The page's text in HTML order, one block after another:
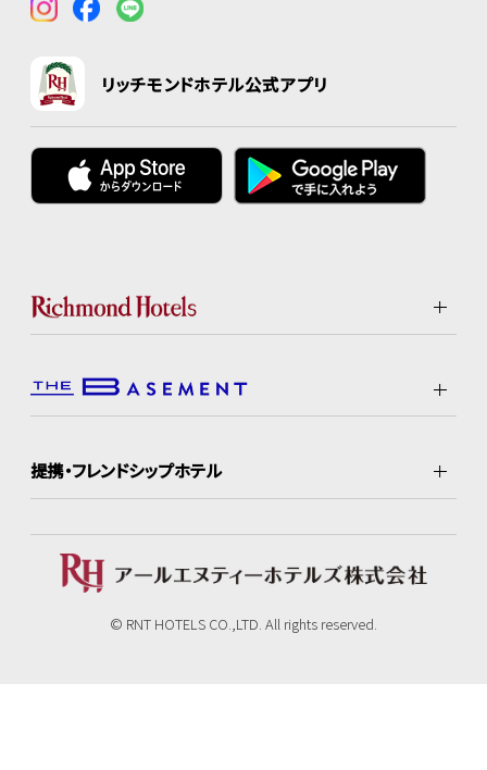
リッチモンドホテル公式アプリ
提携・フレンドシップホテル
© RNT HOTELS CO.,LTD. All rights reserved.